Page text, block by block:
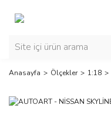
Anasayfa Ölçekler 1:18